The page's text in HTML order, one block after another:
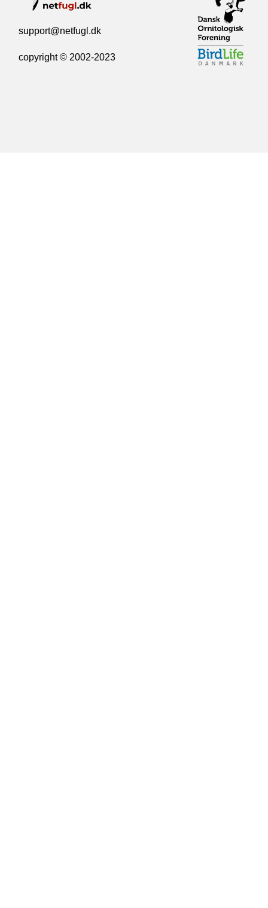
support@netfugl.dk
copyright © 2002-2023